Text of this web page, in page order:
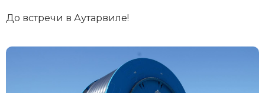
До встречи в Аутарвиле!